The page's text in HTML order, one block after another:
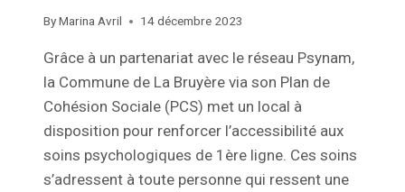
ByMarina Avril 14 décembre 2023
Grâce à un partenariat avec le réseau Psynam,
la Commune de La Bruyère via son Plan de
Cohésion Sociale (PCS) met un local à
disposition pour renforcer l’accessibilité aux
soins psychologiques de 1ère ligne. Ces soins
s’adressent à toute personne qui ressent une